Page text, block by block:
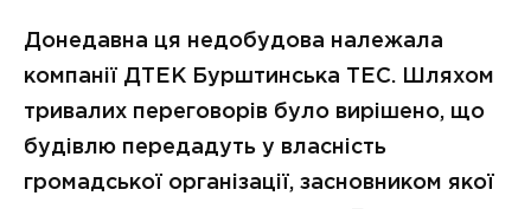
Донедавна ця недобудова належала
компанії ДТЕК Бурштинська ТЕС. Шляхом
тривалих переговорів було вирішено, що
будівлю передадуть у власність
громадської організації, засновником якої